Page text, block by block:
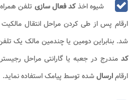
شیوه اخذکد فعال سازی تلفن
ارقام پس از طی کردن مراحل انتقال
شد. بنابراین دومین یا چندمین مالک یک
کد مندرج در جعبه یا گارانتی مراحل
ارقامارسالشده توسط پیامک استفاده نماید.